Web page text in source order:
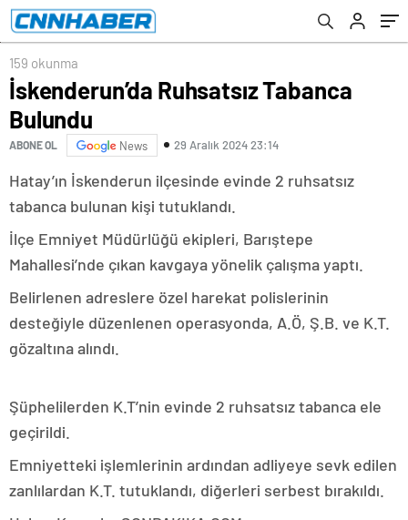
159 okunma
İskenderun’da Ruhsatsız Tabanca
Bulundu
ABONE OL News 29 Aralık 2024 23:14
Hatay’ın İskenderun ilçesinde evinde 2 ruhsatsız
tabanca bulunan kişi tutuklandı.
İlçe Emniyet Müdürlüğü ekipleri, Barıştepe
Mahallesi’nde çıkan kavgaya yönelik çalışma yaptı.
Belirlenen adreslere özel harekat polislerinin
desteğiyle düzenlenen operasyonda, A.Ö, Ş.B. ve K.T.
gözaltına alındı.
Şüphelilerden K.T’nin evinde 2 ruhsatsız tabanca ele
geçirildi.
Emniyetteki işlemlerinin ardından adliyeye sevk edilen
zanlılardan K.T. tutuklandı, diğerleri serbest bırakıldı.